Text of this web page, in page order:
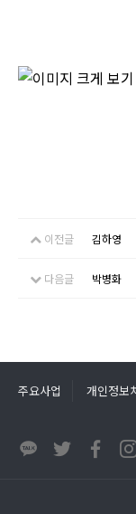
이전글 김하영
다음글 박병화
주요사업 개인정보